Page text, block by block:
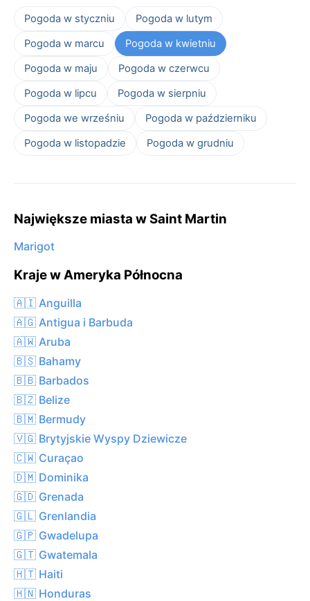
Pogoda w styczniu
Pogoda w lutym
Pogoda w marcu
Pogoda w kwietniu
Pogoda w maju
Pogoda w czerwcu
Pogoda w lipcu
Pogoda w sierpniu
Pogoda we wrześniu
Pogoda w październiku
Pogoda w listopadzie
Pogoda w grudniu
Największe miasta w Saint Martin
Marigot
Kraje w Ameryka Północna
🇦🇮 Anguilla
🇦🇬 Antigua i Barbuda
🇦🇼 Aruba
🇧🇸 Bahamy
🇧🇧 Barbados
🇧🇿 Belize
🇧🇲 Bermudy
🇻🇬 Brytyjskie Wyspy Dziewicze
🇨🇼 Curaçao
🇩🇲 Dominika
🇬🇩 Grenada
🇬🇱 Grenlandia
🇬🇵 Gwadelupa
🇬🇹 Gwatemala
🇭🇹 Haiti
🇭🇳 Honduras